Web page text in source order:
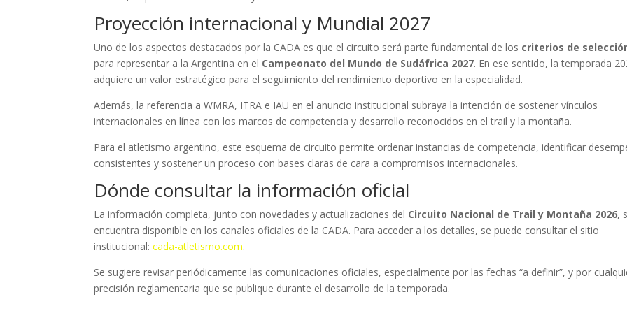
Proyección internacional y Mundial 2027
Uno de los aspectos destacados por la CADA es que el circuito será parte fundamental de los criterios de
para representar a la Argentina en el Campeonato del Mundo de Sudáfrica 2027. En ese sentido, la temporada
adquiere un valor estratégico para el seguimiento del rendimiento deportivo en la especialidad.
Además, la referencia a WMRA, ITRA e IAU en el anuncio institucional subraya la intención de sostener vínculos
internacionales en línea con los marcos de competencia y desarrollo reconocidos en el trail y la montaña.
Para el atletismo argentino, este esquema de circuito permite ordenar instancias de competencia, identificar
consistentes y sostener un proceso con bases claras de cara a compromisos internacionales.
Dónde consultar la información oficial
La información completa, junto con novedades y actualizaciones del Circuito Nacional de Trail y Montaña 2026,
encuentra disponible en los canales oficiales de la CADA. Para acceder a los detalles, se puede consultar el sitio
institucional:cada-atletismo.com.
Se sugiere revisar periódicamente las comunicaciones oficiales, especialmente por las fechas “a definir”, y por
precisión reglamentaria que se publique durante el desarrollo de la temporada.